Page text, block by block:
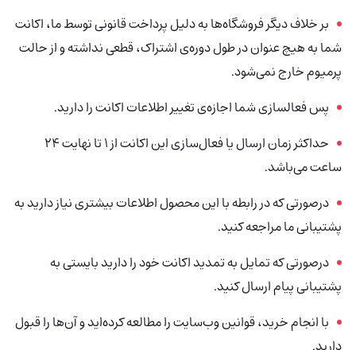
بر خلاف دیگر فروشگاه‌ها به دلیل پرداخت قانونی توسط ما، اکانت
شما به هیچ عنوان در طول دوره‌ی اشتراک، قطعی نداشته و از حالت
پرمیوم خارج نمی‌شود.
پس فعالسازی شما اجازه‌ی تغییر اطلاعات اکانت را دارید.
حداکثر زمان ارسال یا فعال‌سازی این اکانت از 1 تا نهایت 24
ساعت می‌باشد.
درصورتی‌ که در رابطه با این محصول اطلاعات بیشتری نیاز دارید به
پشتیبانی ما مراجعه کنید.
درصورتی که تمایل به تمدید اکانت خود را دارید بایستی به
پشتیبانی پیام ارسال کنید.
با انجام خرید، قوانین وب‌سایت را مطالعه کرده‌اید و آن‌ها را قبول